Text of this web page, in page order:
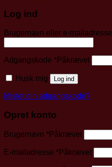
Log ind
Brugernavn eller e-mailadresse
Adgangskode *Påkrævet
Husk mig Log ind
Mistet din adgangskode?
Opret konto
Brugernavn *Påkrævet
E-mailadresse *Påkrævet